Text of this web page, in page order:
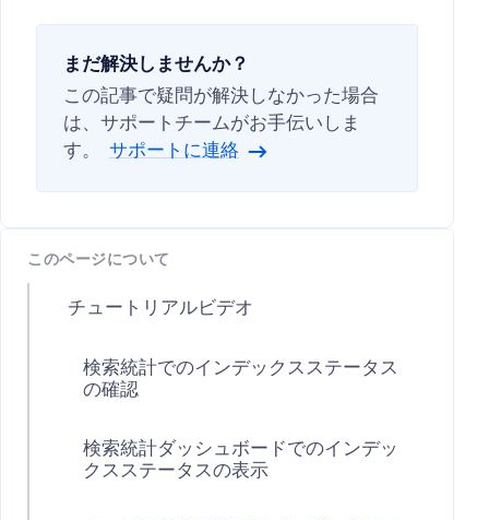
まだ解決しませんか？
この記事で疑問が解決しなかった場合
は、サポートチームがお手伝いしま
す。
サポートに連絡
このページについて
チュートリアルビデオ
検索統計でのインデックスステータス
の確認
検索統計ダッシュボードでのインデッ
クスステータスの表示